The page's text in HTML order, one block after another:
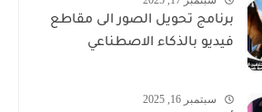
برنامج تحويل الصور الى مقاطع
فيديو بالذكاء الاصطناعي
سبتمبر 16, 2025